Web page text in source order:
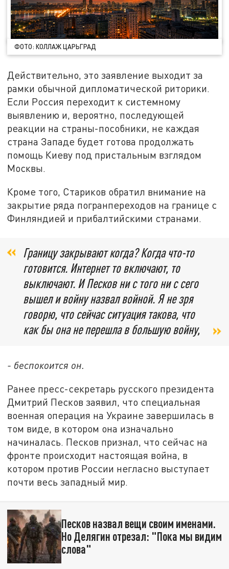
ФОТО: КОЛЛАЖ ЦАРЬГРАД
Действительно, это заявление выходит за
рамки обычной дипломатической риторики.
Если Россия переходит к системному
выявлению и, вероятно, последующей
реакции на страны-пособники, не каждая
страна Западе будет готова продолжать
помощь Киеву под пристальным взглядом
Москвы.
Кроме того, Стариков обратил внимание на
закрытие ряда погранпереходов на границе с
Финляндией и прибалтийскими странами.
Границу закрывают когда? Когда что-то
готовится. Интернет то включают, то
выключают. И Песков ни с того ни с сего
вышел и войну назвал войной. Я не зря
говорю, что сейчас ситуация такова, что
как бы она не перешла в большую войну,
- беспокоится он.
Ранее пресс-секретарь русского президента
Дмитрий Песков заявил, что специальная
военная операция на Украине завершилась в
том виде, в котором она изначально
начиналась. Песков признал, что сейчас на
фронте происходит настоящая война, в
котором против России негласно выступает
почти весь западный мир.
Песков назвал вещи своим именами.
Но Делягин отрезал: "Пока мы видим
слова"